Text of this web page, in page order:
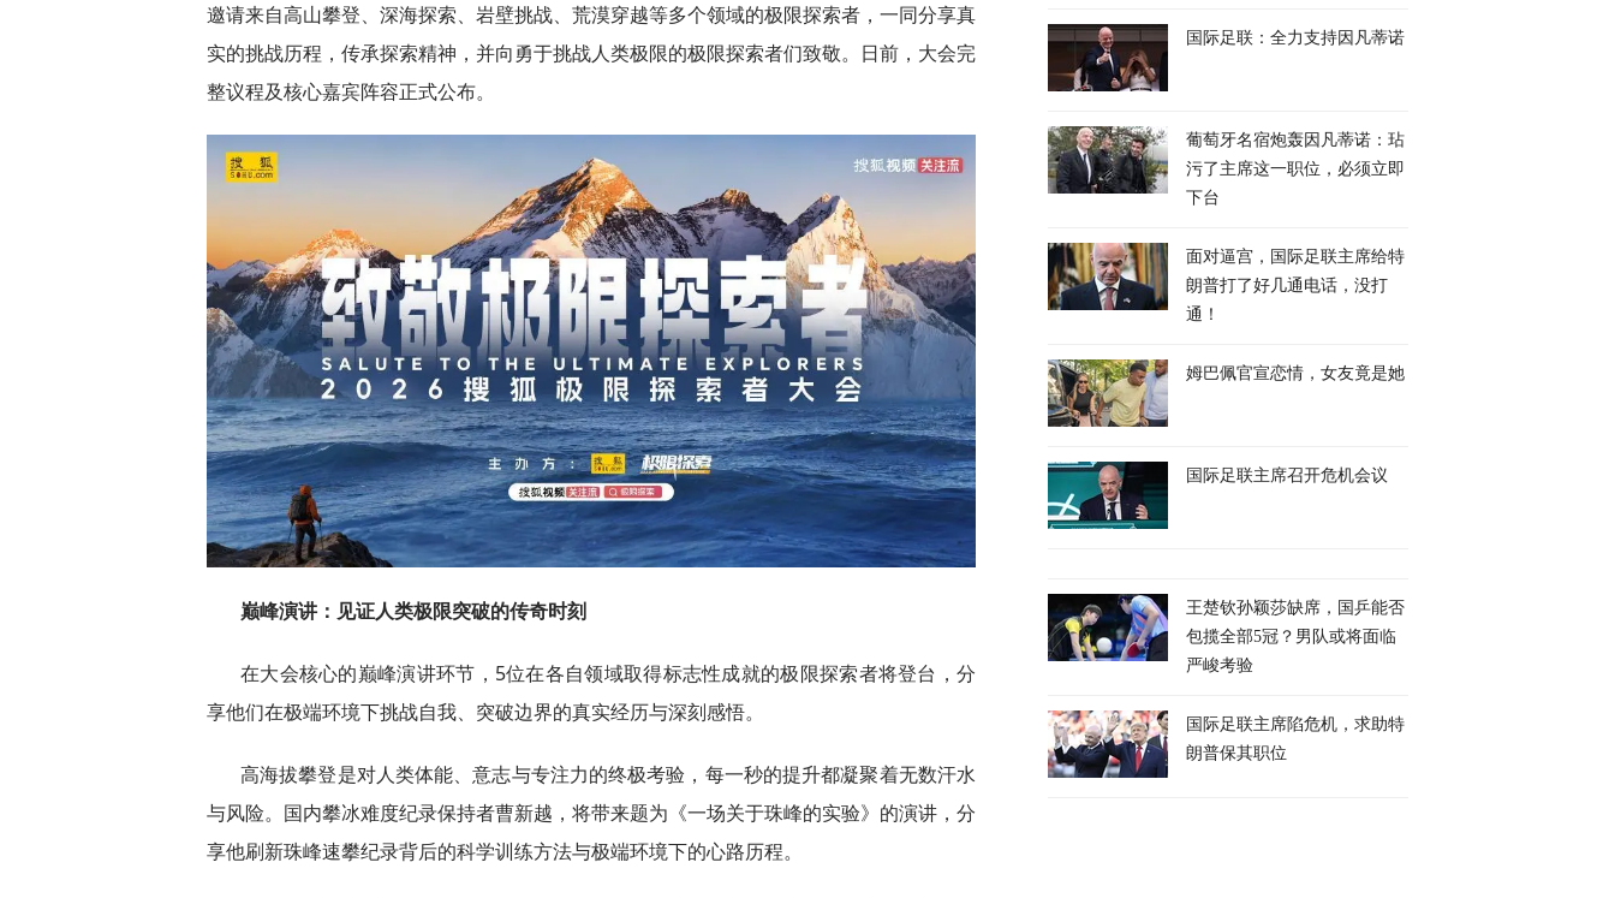
邀请来自高山攀登、深海探索、岩壁挑战、荒漠穿越等多个领域的极限探索者，一同分享真
实的挑战历程，传承探索精神，并向勇于挑战人类极限的极限探索者们致敬。日前，大会完
整议程及核心嘉宾阵容正式公布。
巅峰演讲：见证人类极限突破的传奇时刻
在大会核心的巅峰演讲环节，5位在各自领域取得标志性成就的极限探索者将登台，分
享他们在极端环境下挑战自我、突破边界的真实经历与深刻感悟。
高海拔攀登是对人类体能、意志与专注力的终极考验，每一秒的提升都凝聚着无数汗水
与风险。国内攀冰难度纪录保持者曹新越，将带来题为《一场关于珠峰的实验》的演讲，分
享他刷新珠峰速攀纪录背后的科学训练方法与极端环境下的心路历程。
国际足联：全力支持因凡蒂诺
葡萄牙名宿炮轰因凡蒂诺：玷
污了主席这一职位，必须立即
下台
面对逼宫，国际足联主席给特
朗普打了好几通电话，没打
通！
姆巴佩官宣恋情，女友竟是她
国际足联主席召开危机会议
王楚钦孙颖莎缺席，国乒能否
包揽全部5冠？男队或将面临
严峻考验
国际足联主席陷危机，求助特
朗普保其职位